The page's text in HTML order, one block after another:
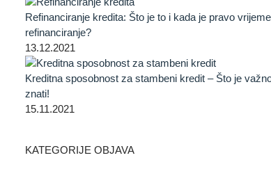
Refinanciranje kredita: Što je to i kada je pravo
refinanciranje?
13.12.2021
Kreditna sposobnost za stambeni kredit – Što je
znati!
15.11.2021
KATEGORIJE OBJAVA